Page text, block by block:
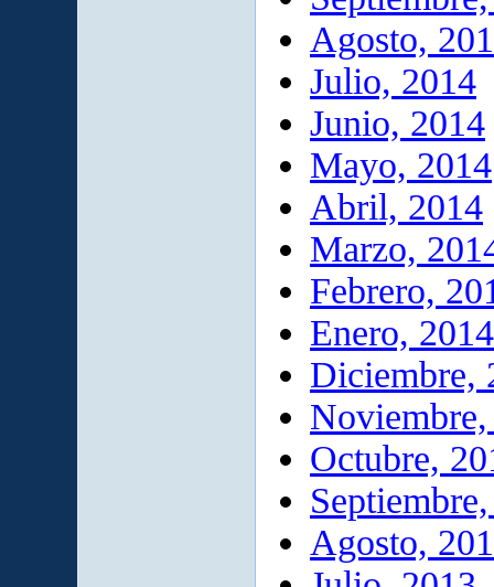
Agosto,
Julio, 2014
Junio, 2014
Mayo, 2014
Abril, 2014
Marzo,
Febrero,
Enero, 2014
Diciembre,
Octubre,
Agosto,